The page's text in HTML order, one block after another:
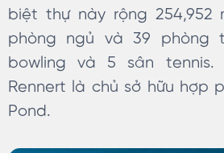
biệt thự này rộng 254,952
phòng ngủ và 39 phòng
bowling và 5 sân tennis.
Rennert là chủ sở hữu hợp
Pond.